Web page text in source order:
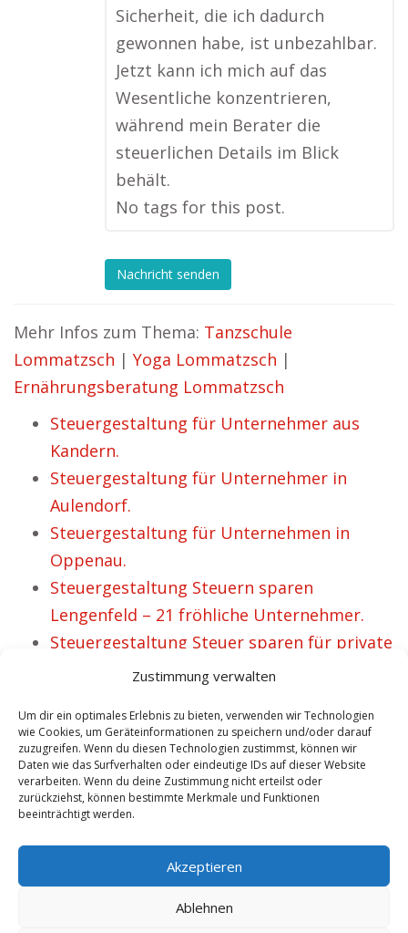
Zustimmung verwalten
Um dir ein optimales Erlebnis zu bieten, verwenden wir Technologien
wie Cookies, um Geräteinformationen zu speichern und/oder darauf
zuzugreifen. Wenn du diesen Technologien zustimmst, können wir
Daten wie das Surfverhalten oder eindeutige IDs auf dieser Website
verarbeiten. Wenn du deine Zustimmung nicht erteilst oder
zurückziehst, können bestimmte Merkmale und Funktionen
beeinträchtigt werden.
Akzeptieren
Ablehnen
Sicherheit, die ich dadurch
gewonnen habe, ist unbezahlbar.
Jetzt kann ich mich auf das
Wesentliche konzentrieren,
während mein Berater die
steuerlichen Details im Blick
behält.
No tags for this post.
Nachricht senden
Mehr Infos zum Thema: Tanzschule
Lommatzsch | Yoga Lommatzsch |
Ernährungsberatung Lommatzsch
Steuergestaltung für Unternehmer aus
Kandern.
Steuergestaltung für Unternehmer in
Aulendorf.
Steuergestaltung für Unternehmen in
Oppenau.
Steuergestaltung Steuern sparen
Lengenfeld – 21 fröhliche Unternehmer.
Steuergestaltung Steuer sparen für private
Personen nahe Bad Ischl.
Liquidität,
Steuergestaltung Steuern sparen
Altentreptow – 29 glückliche
Privatpersonen.
No tags for this post.